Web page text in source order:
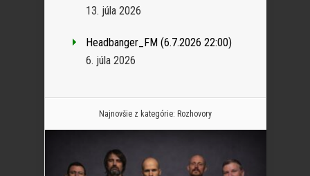
13. júla 2026
Headbanger_FM (6.7.2026 22:00)
6. júla 2026
Najnovšie z kategórie: Rozhovory